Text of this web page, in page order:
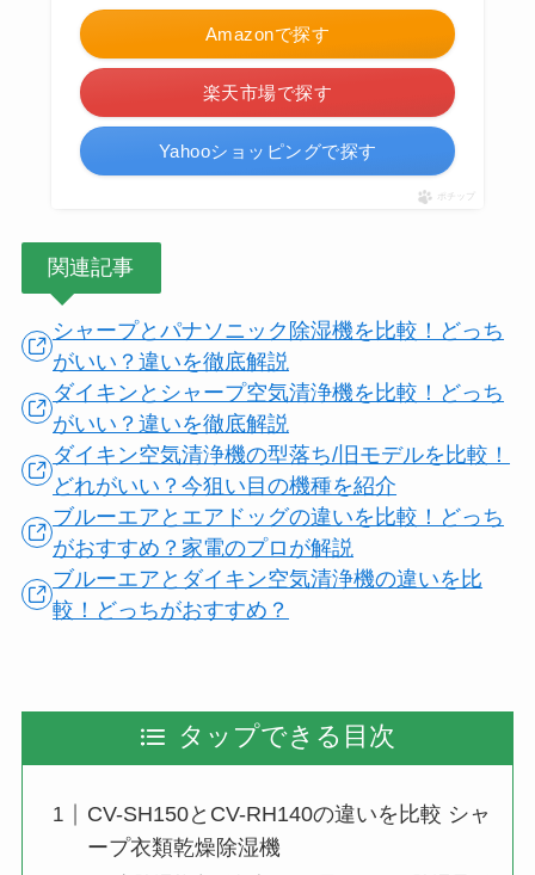
Amazonで探す
楽天市場で探す
Yahooショッピングで探す
ポチップ
関連記事
シャープとパナソニック除湿機を比較！どっち
がいい？違いを徹底解説
ダイキンとシャープ空気清浄機を比較！どっち
がいい？違いを徹底解説
ダイキン空気清浄機の型落ち/旧モデルを比較！
どれがいい？今狙い目の機種を紹介
ブルーエアとエアドッグの違いを比較！どっち
がおすすめ？家電のプロが解説
ブルーエアとダイキン空気清浄機の違いを比
較！どっちがおすすめ？
タップできる目次
CV-SH150とCV-RH140の違いを比較 シャ
ープ衣類乾燥除湿機